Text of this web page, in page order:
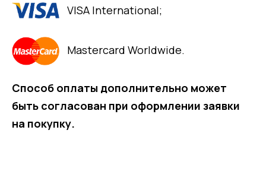
VISA International;
Mastercard Worldwide.
Способ оплаты дополнительно может
быть согласован при оформлении заявки
на покупку.